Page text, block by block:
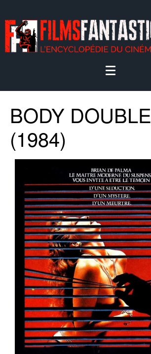
BODY DOUBLE
(1984)